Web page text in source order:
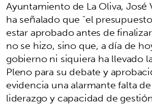
Ayuntamiento de La Oliva, José
ha señalado que "el
estar aprobado antes de
no se hizo, sino que, a día de
gobierno ni siquiera ha llevado
Pleno para su debate y
evidencia una alarmante falta
liderazgo y capacidad de